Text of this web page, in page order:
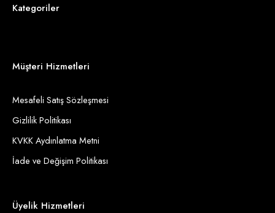
Kategoriler
Müşteri Hizmetleri
Mesafeli Satış Sözleşmesi
Gizlilik Politikası
KVKK Aydınlatma Metni
İade ve Değişim Politikası
Üyelik Hizmetleri